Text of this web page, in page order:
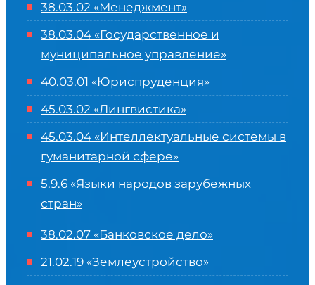
38.03.02 «Менеджмент»
38.03.04 «Государственное и
муниципальное управление»
40.03.01 «Юриспруденция»
45.03.02 «Лингвистика»
45.03.04 «Интеллектуальные системы в
гуманитарной сфере»
5.9.6 «Языки народов зарубежных
стран»
38.02.07 «Банковское дело»
21.02.19 «Землеустройство»